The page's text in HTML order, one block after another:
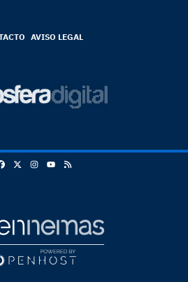
AVISO LEGAL
FacebookInstagram